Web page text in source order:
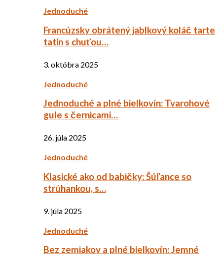
Jednoduché
Francúzsky obrátený jablkový koláč tarte
tatin s chuťou…
3. októbra 2025
Jednoduché
Jednoduché a plné bielkovín: Tvarohové
gule s černicami…
26. júla 2025
Jednoduché
Klasické ako od babičky: Šúľance so
strúhankou, s…
9. júla 2025
Jednoduché
Bez zemiakov a plné bielkovín: Jemné